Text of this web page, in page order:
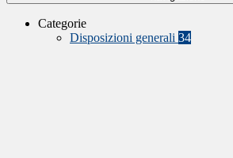
Categorie
Disposizioni generali 34